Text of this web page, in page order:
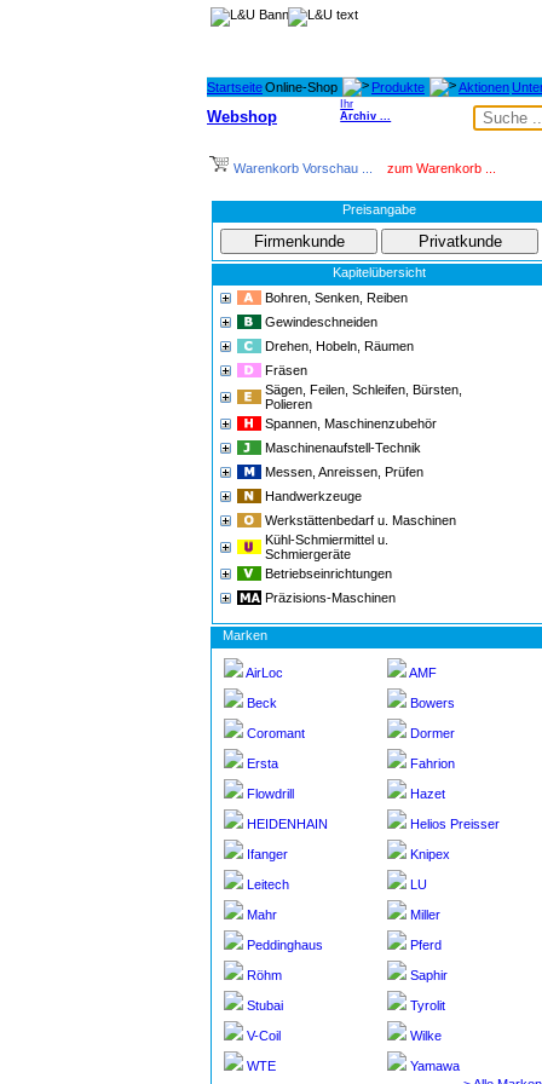
StartseiteOnline-Shop Produkte Aktionen
Webshop
Ihr
Archiv ...
Warenkorb Vorschau ... zum Warenkorb ...
Preisangabe
Kapitelübersicht
Bohren, Senken, Reiben
Gewindeschneiden
Drehen, Hobeln, Räumen
Fräsen
Sägen, Feilen, Schleifen, Bürsten,
Polieren
Spannen, Maschinenzubehör
Maschinenaufstell-Technik
Messen, Anreissen, Prüfen
Handwerkzeuge
Werkstättenbedarf u. Maschinen
Kühl-Schmiermittel u.
Schmiergeräte
Betriebseinrichtungen
Präzisions-Maschinen
Marken
AirLoc AMF
Beck Bowers
Coromant Dormer
Ersta Fahrion
Flowdrill Hazet
HEIDENHAIN Helios Preisser
Ifanger Knipex
Leitech LU
Mahr Miller
Peddinghaus Pferd
Röhm Saphir
Stubai Tyrolit
V-Coil Wilke
WTE
Yamawa